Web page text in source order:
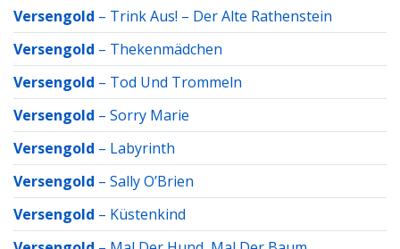
Versengold – Trink Aus! – Der Alte Rathenstein
Versengold – Thekenmädchen
Versengold – Tod Und Trommeln
Versengold – Sorry Marie
Versengold – Labyrinth
Versengold – Sally O’Brien
Versengold – Küstenkind